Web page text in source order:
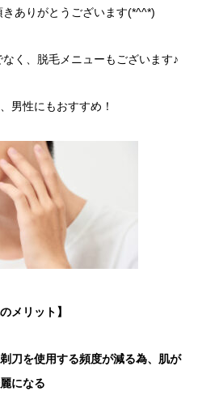
ありがとうございます(*^^*)
く、脱毛メニューもございます♪
男性にもおすすめ！
メリット】
を使用する頻度が減る為、肌が
になる